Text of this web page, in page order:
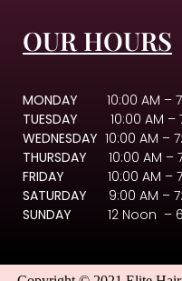
OUR HOURS
MONDAY 10:00 AM –
TUESDAY
10:00 AM –
WEDNESDAY 10:00 AM –
THURSDAY 10:00 AM –
FRIDAY 10:00 AM –
SATURDAY 9:00 AM –
SUNDAY 12 Noon –